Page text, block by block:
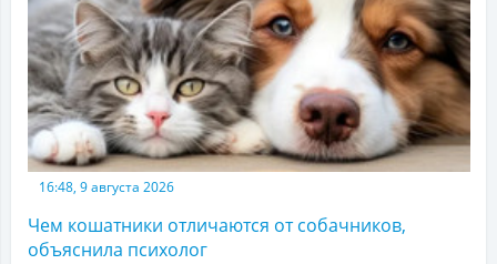
16:48, 9 августа 2026
Чем кошатники отличаются от собачников,
объяснила психолог